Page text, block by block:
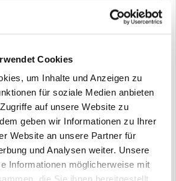
Cookies
um Inhalte und Anzeigen zu
für soziale Medien anbieten
auf unsere Website zu
geben wir Informationen zu Ihrer
Website an unsere Partner für
und Analysen weiter. Unsere
Informationen möglicherweise mit